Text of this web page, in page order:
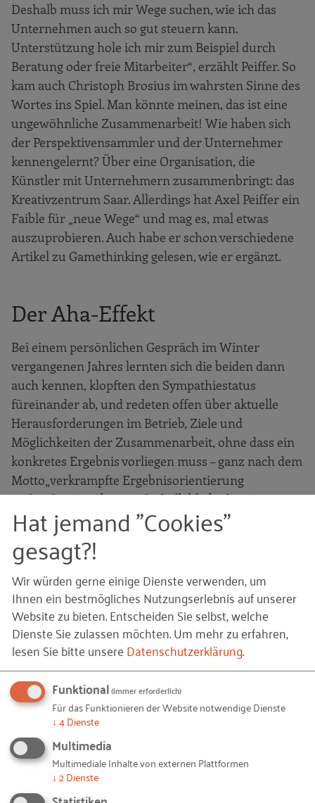
Deshalb muss ich mir Wege suchen, wie ich das
Unternehmen auch so gut steuern kann.
Unterstützung hole ich mir zum Beispiel durch
Beratung oder freie Mitarbeiter“, erzählt Peiffer. So
kam auch Christoph Brosius im wahrsten Sinne des
Wortes ins Spiel. Man könnte meinen, das ist eine
ungewöhnliche Zusammenarbeit! Wie haben sich
der Perspektivensammler und der Unternehmer
kennengelernt? Über eine Organisation, die
Künstler mit Unternehmern zusammenbringt: das
Kreativzentrum Saar. Allerdings hat Axel Peiffer ein
Faible für „neue Wege“ und mag es, mal etwas
auszuprobieren. Auch habe er schon verschiedene
Artikel zu Gamethinking gelesen, wie er ergänzt.
Der Aha-Effekt
Bei einem persönlichen Gespräch im Winter
vergangenen Jahres lernten sich die beiden dann
auch kennen, klopften den Sympathiestatus
füreinander ab, und redeten offen über aktuelle
Herausforderungen im Betrieb, Ziele und
Möglichkeiten der Zusammenarbeit, ohne dass ein
konkretes Ergebnis vorliegen muss – ganz nach dem
Motto„verkrampfte Ergebnisorientierung
verhindert Ergebnisse, deshalb bleibt der Prozess
besser offen“, so der Unternehmer. Gab es bei dem
Gespräch neue Erkenntnisse? „Ja, auf jeden Fall!“,
bestätigen beide Seiten, „es gab einen roßen Aha-
Effekt, ein Augenöffner“, beschreibt Peiffer
begeistert.Aber jetzt erst noch einmal zurück zur
aktuellen Herausforderung des Unternehmers. Wie
bei einem Speditionsunternehmen zu erwarten, ist
die pünktliche Lieferung am Zielort ein wichtiges
Qualitätsmerkmal. Dafür müsse zumindest gutes
Equipment sowie eine gute Infrastruktur zur
Verfügung stehen, wie Peiffer erklärt. Die einzelnen
Mitarbeiter hätten aber auch einen enormen
Einfluss auf die Betriebsergebnisse, da sie zum
Beispiel die LKWs fahren. Und hier möchte der
Unternehmer nun ansetzen: „Mithilfe des
Hat jemand "Cookies"
gesagt?!
Wir würden gerne einige Dienste verwenden, um
Ihnen ein bestmögliches Nutzungserlebnis auf unserer
Website zu bieten. Entscheiden Sie selbst, welche
Dienste Sie zulassen möchten.Um mehr zu erfahren,
lesen Sie bitte unsereDatenschutzerklärung.
Funktional(immer erforderlich)
Für das Funktionieren der Website notwendige Dienste
↓ 4Dienste
Multimedia
Multimediale Inhalte von externen Plattformen
↓ 2Dienste